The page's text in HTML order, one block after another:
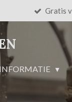
Gratis
INFORMATIE